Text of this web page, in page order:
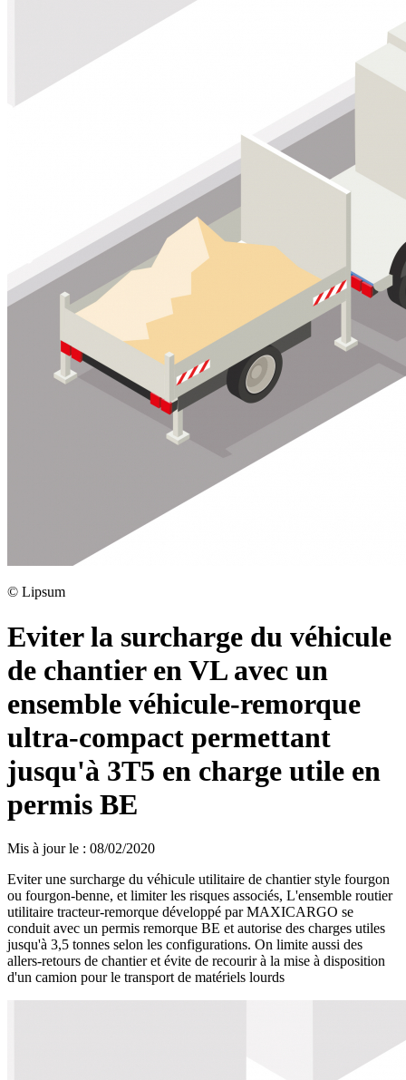
© Lipsum
Eviter la surcharge du véhicule
de chantier en VL avec un
ensemble véhicule-remorque
ultra-compact permettant
jusqu'à 3T5 en charge utile en
permis BE
Mis à jour le : 08/02/2020
Eviter une surcharge du véhicule utilitaire de chantier style fourgon
ou fourgon-benne, et limiter les risques associés, L'ensemble routier
utilitaire tracteur-remorque développé par MAXICARGO se
conduit avec un permis remorque BE et autorise des charges utiles
jusqu'à 3,5 tonnes selon les configurations. On limite aussi des
allers-retours de chantier et évite de recourir à la mise à disposition
d'un camion pour le transport de matériels lourds